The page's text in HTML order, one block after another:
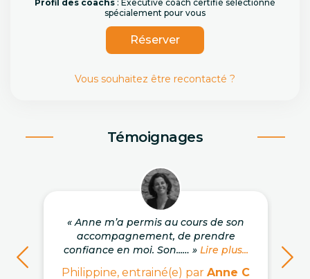
Profil des coachs : Executive coach certifié sélectionné
spécialement pour vous
Réserver
Vous souhaitez être recontacté ?
Témoignages
« Anne m’a permis au cours de son
accompagnement, de prendre
confiance en moi. Son...… » Lire plus...
Philippine, entrainé(e) par Anne C